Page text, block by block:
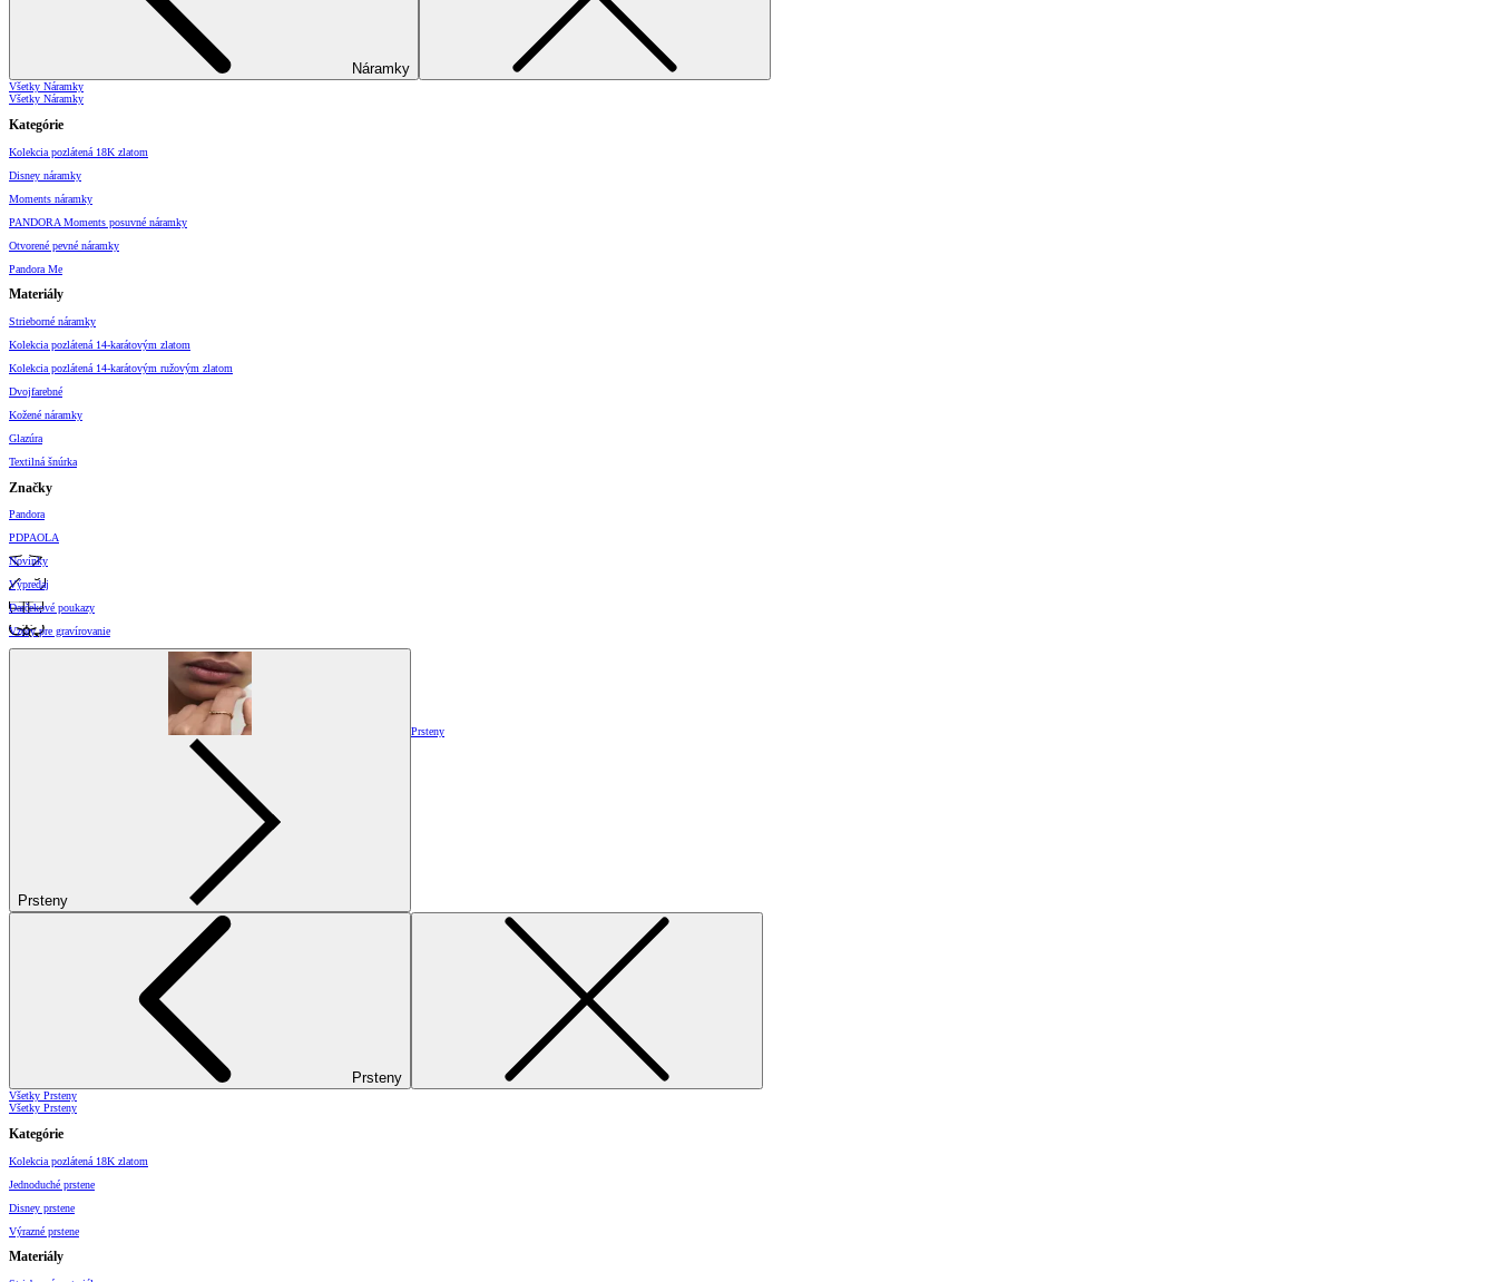
Náramky
Všetky Náramky
Všetky Náramky
Kategórie
Kolekcia pozlátená 18K zlatom
Disney náramky
Moments náramky
PANDORA Moments posuvné náramky
Otvorené pevné náramky
Pandora Me
Materiály
Strieborné náramky
Kolekcia pozlátená 14-karátovým zlatom
Kolekcia pozlátená 14-karátovým ružovým zlatom
Dvojfarebné
Kožené náramky
Glazúra
Textilná šnúrka
Značky
Pandora
PDPAOLA
Novinky
Výpredaj
Darčekové poukazy
Vzory pre gravírovanie
Prsteny
Prsteny
Prsteny
Všetky Prsteny
Všetky Prsteny
Kategórie
Kolekcia pozlátená 18K zlatom
Jednoduché prstene
Disney prstene
Výrazné prstene
Materiály